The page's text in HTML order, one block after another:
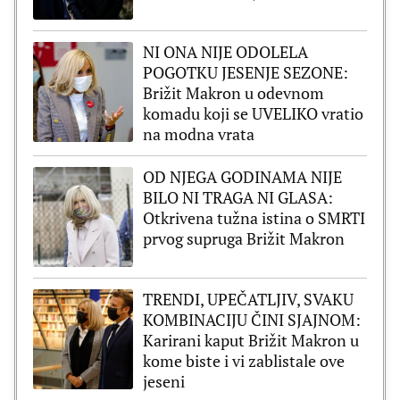
NI ONA NIJE ODOLELA
POGOTKU JESENJE SEZONE:
Brižit Makron u odevnom
komadu koji se UVELIKO vratio
na modna vrata
OD NJEGA GODINAMA NIJE
BILO NI TRAGA NI GLASA:
Otkrivena tužna istina o SMRTI
prvog supruga Brižit Makron
TRENDI, UPEČATLJIV, SVAKU
KOMBINACIJU ČINI SJAJNOM:
Karirani kaput Brižit Makron u
kome biste i vi zablistale ove
jeseni